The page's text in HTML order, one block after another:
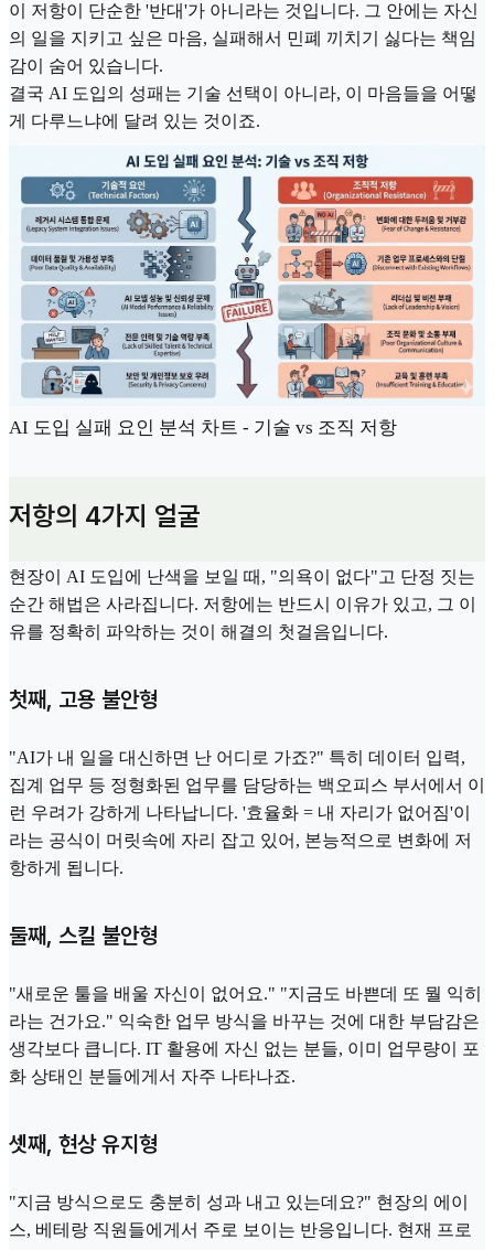
이 저항이 단순한 '반대'가 아니라는 것입니다. 그 안에는 자신
의 일을 지키고 싶은 마음, 실패해서 민폐 끼치기 싫다는 책임
감이 숨어 있습니다.
결국 AI 도입의 성패는 기술 선택이 아니라, 이 마음들을 어떻
게 다루느냐에 달려 있는 것이죠.
AI 도입 실패 요인 분석 차트 - 기술 vs 조직 저항
저항의 4가지 얼굴
현장이 AI 도입에 난색을 보일 때, "의욕이 없다"고 단정 짓는
순간 해법은 사라집니다. 저항에는 반드시 이유가 있고, 그 이
유를 정확히 파악하는 것이 해결의 첫걸음입니다.
첫째, 고용 불안형
"AI가 내 일을 대신하면 난 어디로 가죠?" 특히 데이터 입력,
집계 업무 등 정형화된 업무를 담당하는 백오피스 부서에서 이
런 우려가 강하게 나타납니다. '효율화 = 내 자리가 없어짐'이
라는 공식이 머릿속에 자리 잡고 있어, 본능적으로 변화에 저
항하게 됩니다.
둘째, 스킬 불안형
"새로운 툴을 배울 자신이 없어요." "지금도 바쁜데 또 뭘 익히
라는 건가요." 익숙한 업무 방식을 바꾸는 것에 대한 부담감은
생각보다 큽니다. IT 활용에 자신 없는 분들, 이미 업무량이 포
화 상태인 분들에게서 자주 나타나죠.
셋째, 현상 유지형
"지금 방식으로도 충분히 성과 내고 있는데요?" 현장의 에이
스, 베테랑 직원들에게서 주로 보이는 반응입니다. 현재 프로